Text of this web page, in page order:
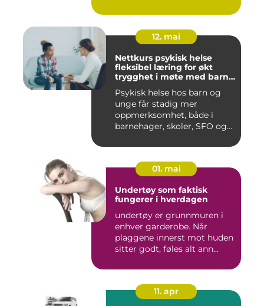
12. mai
Nettkurs psykisk helse
fleksibel læring for økt
trygghet i møte med barn
Psykisk helse hos barn og
unge får stadig mer
oppmerksomhet, både i
barnehager, skoler, SFO og
01. mai
Undertøy som faktisk
fungerer i hverdagen
undertøy er grunnmuren i
enhver garderobe. Når
plaggene innerst mot huden
sitter godt, føles alt ann...
11. apr